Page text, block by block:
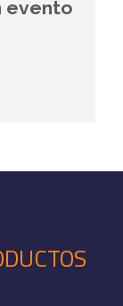
evento